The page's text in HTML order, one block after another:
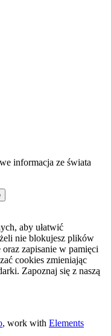
informacja ze świata
aby ułatwić
nie blokujesz plików
zapisanie w pamięci
cookies zmieniając
Zapoznaj się z naszą
, work with Elements